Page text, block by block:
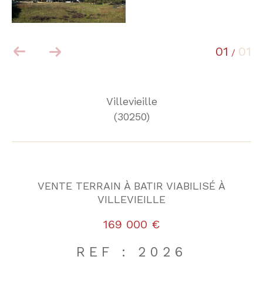
01 / 01
Villevieille
(30250)
VENTE TERRAIN À BATIR VIABILISÉ À
VILLEVIEILLE
169 000 €
REF : 2026